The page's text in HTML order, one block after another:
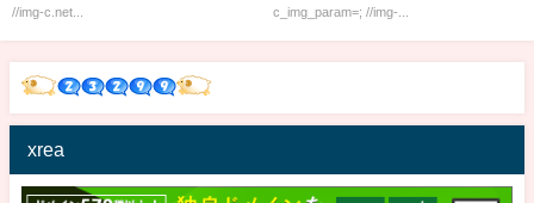
//img-c.net...
c_img_param=; //img-...
xrea